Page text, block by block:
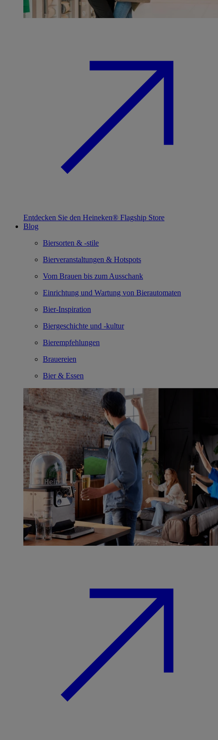
Entdecken Sie den Heineken® Flagship Store
Blog
Biersorten & -stile
Bierveranstaltungen & Hotspots
Vom Brauen bis zum Ausschank
Einrichtung und Wartung von Bierautomaten
Bier-Inspiration
Biergeschichte und -kultur
Bierempfehlungen
Brauereien
Bier & Essen